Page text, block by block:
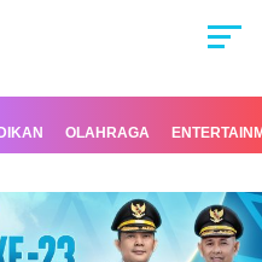
OLAHRAGA